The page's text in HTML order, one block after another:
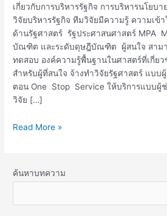
เกี่ยวกับการบริหารรัฐกิจ การบริหารนโยบ
วิจัยบริหารรัฐกิจ ทีมวิจัยมีความรู้ ความเข้
ด้านรัฐศาสตร์ รัฐประศาสนศาสตร์ MPA
บัณฑิต และระดับดุษฎีบัณฑิต ผู้สนใจ สาม
ทดสอบ องค์ความรู้พื้นฐานในศาสตร์ที่เกี่ย
สำหรับผู้ที่สนใจ จ้างทำวิจัยรัฐศาสตร์ แบบ
ตอน One Stop Service ให้บริการแบบผู้
วิจัย […]
Read More »
ค้นหาบทความ